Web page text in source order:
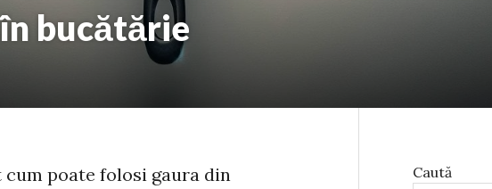
bucătărie
poate folosi gaura din
Caută